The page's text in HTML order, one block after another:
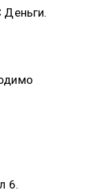
6.